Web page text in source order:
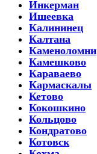
Инкерман
Ишеевка
Калининец
Калтана
Каменоломни
Камешково
Караваево
Кармаскалы
Кетово
Кокошкино
Кольцово
Кондратово
Котовск